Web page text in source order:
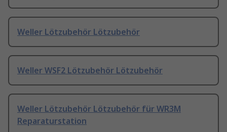
Weller Lötzubehör Lötzubehör
Weller WSF2 Lötzubehör Lötzubehör
Weller Lötzubehör Lötzubehör für WR3M
Reparaturstation